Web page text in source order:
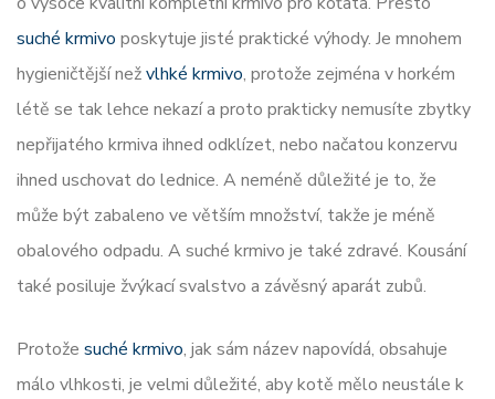
suché krmivo poskytuje jisté praktické výhody. Je mnohem
hygieničtější nežvlhké krmivo, protože zejména v horkém
létě se tak lehce nekazí a proto prakticky nemusíte zbytky
nepřijatého krmiva ihned odklízet, nebo načatou konzervu
ihned uschovat do lednice. A neméně důležité je to, že
může být zabaleno ve větším množství, takže je méně
obalového odpadu. A suché krmivo je také zdravé. Kousání
také posiluje žvýkací svalstvo a závěsný aparát zubů.
Protože suché krmivo, jak sám název napovídá, obsahuje
málo vlhkosti, je velmi důležité, aby kotě mělo neustále k